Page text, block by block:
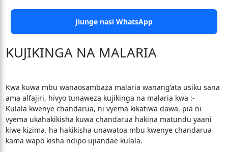
Jiunge nasi WhatsApp
KUJIKINGA NA MALARIA
Kwa kuwa mbu wanaosambaza malaria wanang’ata usiku sana
ama alfajiri, hivyo tunaweza kujikinga na malaria kwa :-
Kulala kwenye chandarua, ni vyema kikatiwa dawa. pia ni
vyema ukahakikisha kuwa chandarua hakina matundu yaani
kiwe kizima. ha hakikisha unawatoa mbu kwenye chandarua
kama wapo kisha ndipo ujiandae kulala.